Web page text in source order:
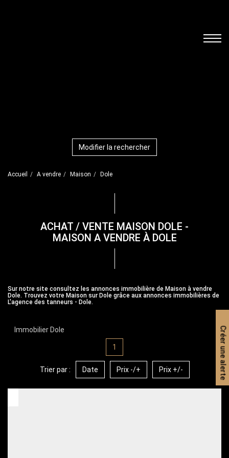
Modifier la rechercher
Accueil A vendre Maison Dole
ACHAT / VENTE MAISON DOLE -
MAISON A VENDRE À DOLE
Sur notre site consultez les annonces immobilière de Maison à vendre
Dole. Trouvez votre Maison sur Dole grâce aux annonces immobilières de
L'agence des tanneurs - Dole.
Immobilier Dole Créer une alerte
1
Trier par : Date Prix -/+ Prix +/-